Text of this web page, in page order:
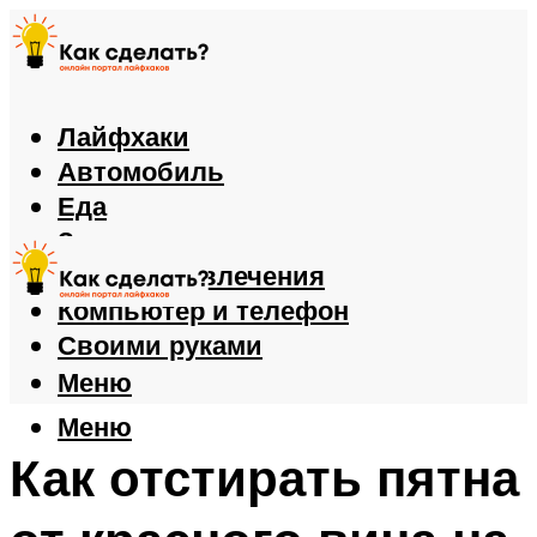
Лайфхаки
Автомобиль
Еда
Здоровье
Игры и развлечения
Компьютер и телефон
Своими руками
Меню
Меню
Как отстирать пятна